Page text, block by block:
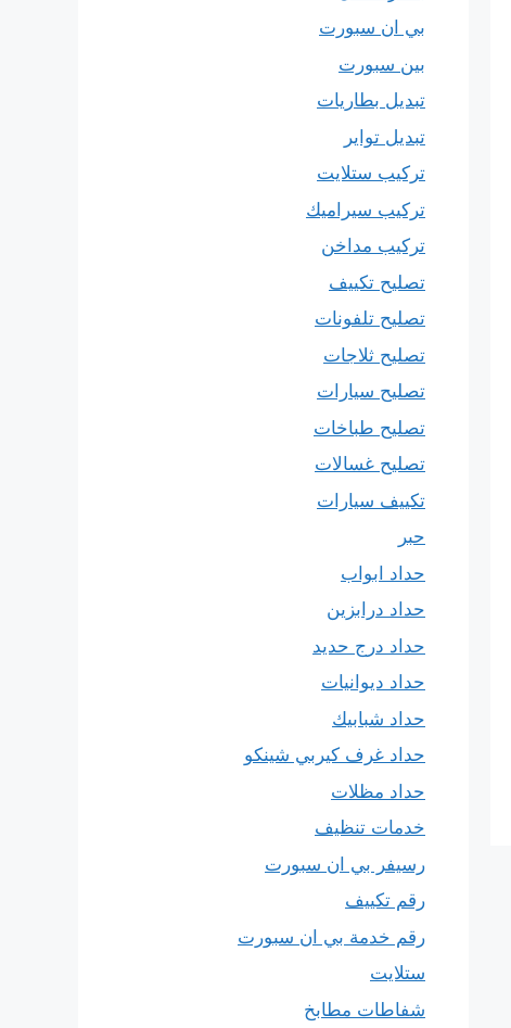
بي ان سبورت
بين سبورت
تبديل بطاريات
تبديل تواير
تركيب ستلايت
تركيب سيراميك
تركيب مداخن
تصليح تكييف
تصليح تلفونات
تصليح ثلاجات
تصليح سيارات
تصليح طباخات
تصليح غسالات
تكييف سيارات
حبر
حداد ابواب
حداد درابزين
حداد درج حديد
حداد ديوانيات
حداد شبابيك
حداد غرف كيربي شينكو
حداد مظلات
خدمات تنظيف
رسيفر بي ان سبورت
رقم تكييف
رقم خدمة بي ان سبورت
ستلايت
شفاطات مطابخ